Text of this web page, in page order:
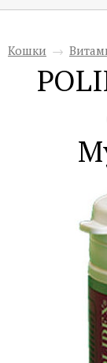
Кошки →